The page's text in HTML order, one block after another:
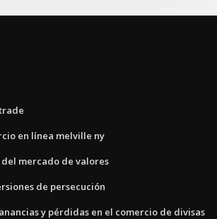
en línea melville ny
mercado de valores
de persecución
y pérdidas en el comercio de divisas